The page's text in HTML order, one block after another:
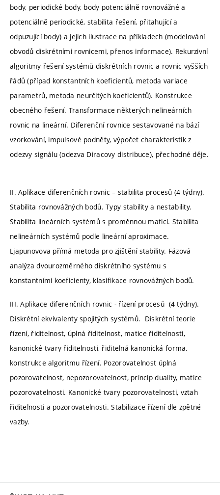
body, periodické body, body potenciálně rovnovážné a
potenciálně periodické, stabilita řešení, přitahující a
odpuzující body) a jejich ilustrace na příkladech (modelování
obvodů diskrétními rovnicemi, přenos informace). Rekurzivní
algoritmy řešení systémů diskrétních rovnic a rovnic vyšších
řádů (případ konstantních koeficientů, metoda variace
parametrů, metoda neurčitých koeficientů). Konstrukce
obecného řešení. Transformace některých nelineárních
rovnic na lineární. Diferenční rovnice sestavované na bází
vzorkování, impulsové podněty, výpočet charakteristik z
odezvy signálu (odezva Diracovy distribuce), přechodné děje.
II. Aplikace diferenčních rovnic – stabilita procesů (4 týdny).
Stabilita rovnovážných bodů. Typy stability a nestability.
Stabilita lineárních systémů s proměnnou maticí. Stabilita
nelineárních systémů podle lineární aproximace.
Ljapunovova přímá metoda pro zjištění stability. Fázová
analýza dvourozměrného diskrétního systému s
konstantními koeficienty, klasifikace rovnovážných bodů.
III. Aplikace diferenčních rovnic - řízení procesů (4 týdny).
Diskrétní ekvivalenty spojitých systémů. Diskrétní teorie
řízení, řiditelnost, úplná řiditelnost, matice řiditelnosti,
kanonické tvary řiditelnosti, řiditelná kanonická forma,
konstrukce algoritmu řízení. Pozorovatelnost úplná
pozorovatelnost, nepozorovatelnost, princip duality, matice
pozorovatelnosti. Kanonické tvary pozorovatelnosti, vztah
řiditelnosti a pozorovatelnosti. Stabilizace řízení dle zpětné
vazby.